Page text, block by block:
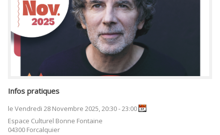
Infos pratiques
le Vendredi 28 Novembre 2025, 20:30 - 23:00
Espace Culturel Bonne Fontaine
04300 Forcalquier